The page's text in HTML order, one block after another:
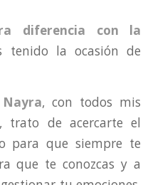
diferencia con la
tenido la ocasión de
, con todos mis
trato de acercarte el
para que siempre te
que te conozcas y a